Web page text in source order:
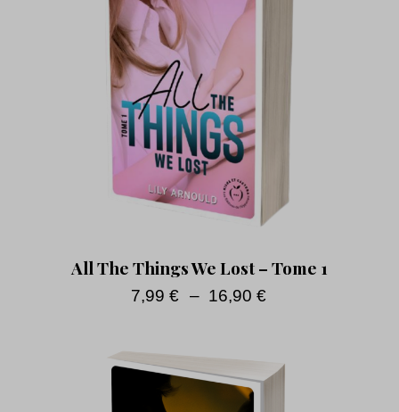
All The Things We Lost – Tome 1
7,99 € – 16,90 €